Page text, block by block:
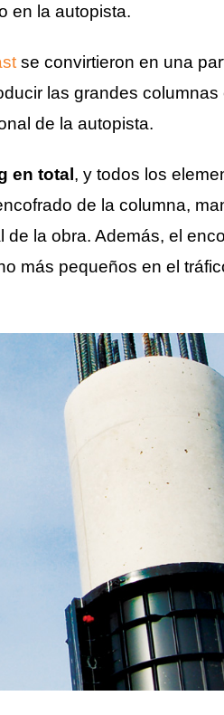
en la autopista.
se convirtieron en una
las grandes columnas
de la autopista.
en total , y todos los
de la columna,
la obra. Además, el
más pequeños en el